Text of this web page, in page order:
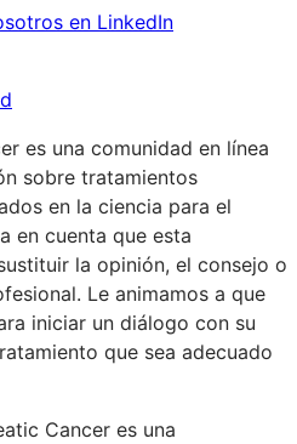
en LinkedIn
es una comunidad en línea
sobre tratamientos
en la ciencia para el
en cuenta que esta
la opinión, el consejo o
Le animamos a que
iniciar un diálogo con su
que sea adecuado
Cancer es una